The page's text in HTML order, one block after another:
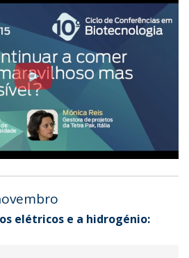
elétricos e a hidrogénio: